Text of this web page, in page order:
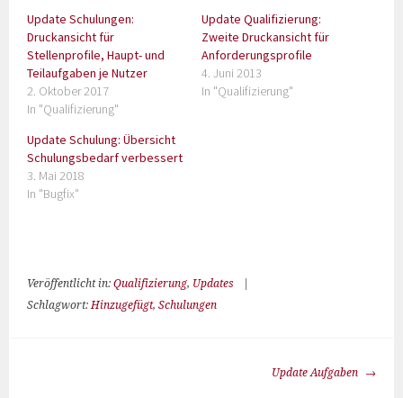
Update Schulungen:
Druckansicht für
Stellenprofile, Haupt- und
Teilaufgaben je Nutzer
2. Oktober 2017
In "Qualifizierung"
Update Qualifizierung:
Zweite Druckansicht für
Anforderungsprofile
4. Juni 2013
In "Qualifizierung"
Update Schulung: Übersicht
Schulungsbedarf verbessert
3. Mai 2018
In "Bugfix"
Veröffentlicht in:Qualifizierung, Updates
Schlagwort:Hinzugefügt,Schulungen
Update Aufgaben